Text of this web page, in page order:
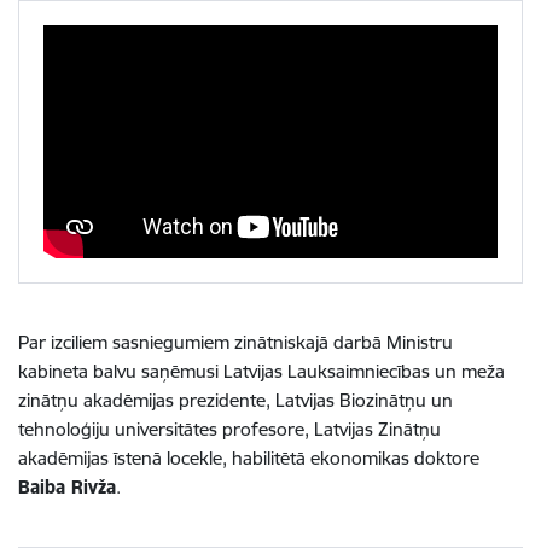
Par izciliem sasniegumiem zinātniskajā darbā Ministru
kabineta balvu saņēmusi Latvijas Lauksaimniecības un meža
zinātņu akadēmijas prezidente, Latvijas Biozinātņu un
tehnoloģiju universitātes profesore, Latvijas Zinātņu
akadēmijas īstenā locekle, habilitētā ekonomikas doktore
Baiba Rivža.